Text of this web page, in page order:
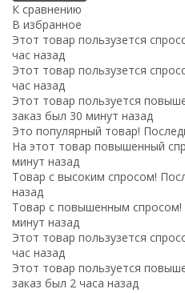
К сравнению
В избранное
Этот товар пользузется
час назад
Этот товар пользузется
час назад
Этот товар пользуется
заказ был 30 минут назад
Это популярный товар!
На этот товар повышенный
минут назад
Товар с высоким спросом!
назад
Товар с повышенным спросом!
минут назад
Этот товар пользузется
час назад
Этот товар пользуется
заказ был 2 часа назад